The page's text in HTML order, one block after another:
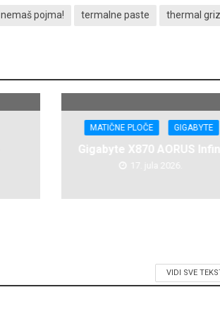
nemaš pojma! termalne paste thermal
MATIČNE PLOČE GIGABYTE
Gigabyte X870 AORUS
17. jula 2026.
VIDI SVE